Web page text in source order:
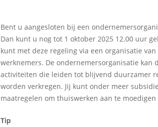
Bent u aangesloten bij een
Dan kunt u nog tot 1 oktober 2025 12.00 uur
kunt met deze regeling via een organisatie
werknemers. De ondernemersorganisatie kan
activiteiten die leiden tot blijvend duurzamer
worden verkregen. Jij kunt onder meer
maatregelen om thuiswerken aan te
Tip